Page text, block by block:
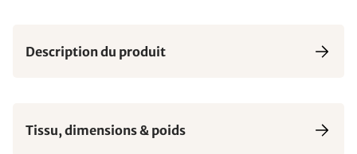
Description du produit
Tissu, dimensions & poids